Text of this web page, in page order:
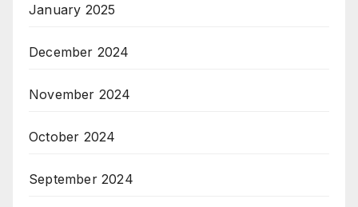
January 2025
December 2024
November 2024
October 2024
September 2024